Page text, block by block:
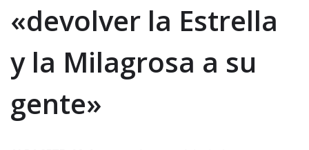
«devolver la Estrella
y la Milagrosa a su
gente»